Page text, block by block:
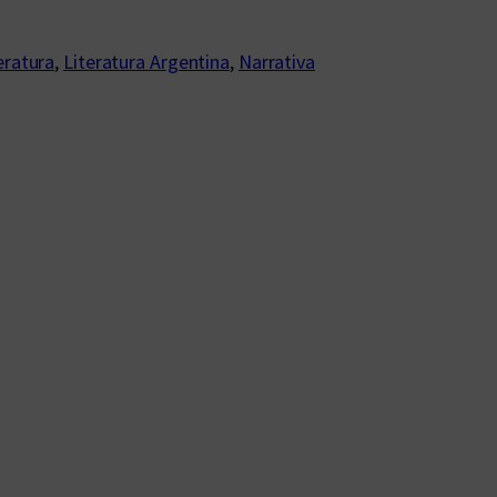
, Literatura Argentina, Narrativa